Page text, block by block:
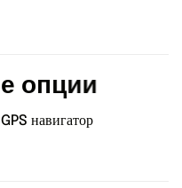
е опции
GPS навигатор